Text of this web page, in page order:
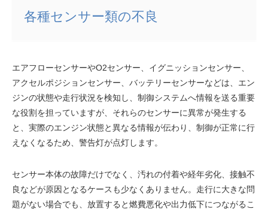
各種センサー類の不良
エアフローセンサーやO2センサー、イグニッションセンサー、
アクセルポジションセンサー、バッテリーセンサーなどは、エン
ジンの状態や走行状況を検知し、制御システムへ情報を送る重要
な役割を担っていますが、それらのセンサーに異常が発生する
と、実際のエンジン状態と異なる情報が伝わり、制御が正常に行
えなくなるため、警告灯が点灯します。
センサー本体の故障だけでなく、汚れの付着や経年劣化、接触不
良などが原因となるケースも少なくありません。走行に大きな問
題がない場合でも、放置すると燃費悪化や出力低下につながるこ